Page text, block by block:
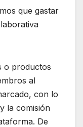
que gastar
o productos
al
con lo
la comisión
De